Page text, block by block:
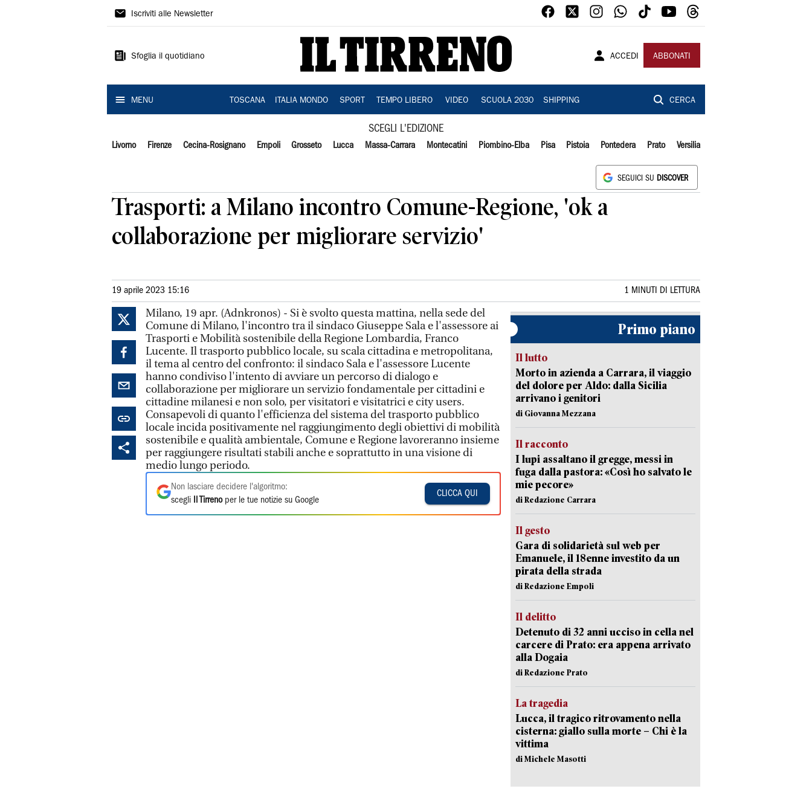
Il
Iscriviti alle Newsletter
Sfoglia il quotidiano ACCEDI ABBONATI
MENU TOSCANA ITALIA MONDO SPORT TEMPO LIBERO VIDEO SCUOLA 2030 SHIPPING CERCA
SCEGLI L'EDIZIONE
Livorno Firenze Cecina-Rosignano Empoli Grosseto Lucca Massa-Carrara Montecatini Piombino-Elba Pisa Pistoia Pontedera Prato Versilia
SEGUICI SU DISCOVER
Trasporti: a Milano incontro Comune-Regione, 'ok a
collaborazione per migliorare servizio'
19 aprile 2023 15:16 1 MINUTI DI LETTURA
Milano, 19 apr. (Adnkronos) - Si è svolto questa mattina, nella sede del
Comune di Milano, l'incontro tra il sindaco Giuseppe Sala e l'assessore ai
Trasporti e Mobilità sostenibile della Regione Lombardia, Franco
Lucente. Il trasporto pubblico locale, su scala cittadina e metropolitana,
il tema al centro del confronto: il sindaco Sala e l'assessore Lucente
hanno condiviso l'intento di avviare un percorso di dialogo e
collaborazione per migliorare un servizio fondamentale per cittadini e
cittadine milanesi e non solo, per visitatori e visitatrici e city users.
Consapevoli di quanto l'efficienza del sistema del trasporto pubblico
locale incida positivamente nel raggiungimento degli obiettivi di mobilità
sostenibile e qualità ambientale, Comune e Regione lavoreranno insieme
per raggiungere risultati stabili anche e soprattutto in una visione di
medio lungo periodo.
Non lasciare decidere l'algoritmo:
scegli
Il Tirrenoper le tue notizie su Google
CLICCA QUI
Primo piano
Il lutto
Morto in azienda a Carrara, il viaggio
del dolore per Aldo: dalla Sicilia
arrivano i genitori
di Giovanna Mezzana
Il racconto
I lupi assaltano il gregge, messi in
fuga dalla pastora: «Così ho salvato le
mie pecore»
di Redazione Carrara
Il gesto
Gara di solidarietà sul web per
Emanuele, il 18enne investito da un
pirata della strada
di Redazione Empoli
Il delitto
Detenuto di 32 anni ucciso in cella nel
carcere di Prato: era appena arrivato
alla Dogaia
di Redazione Prato
La tragedia
Lucca, il tragico ritrovamento nella
cisterna: giallo sulla morte – Chi è la
vittima
di Michele Masotti